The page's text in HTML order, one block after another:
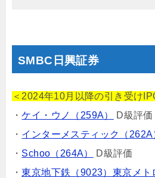
SMBC日興証券
＜2024年10月以降の引き受け
・ケイ・ウノ（259A）
D級評価
・ インターメスティック（262A
・ Schoo（264A）
D級評価
・東京地下鉄（9023）東京メト